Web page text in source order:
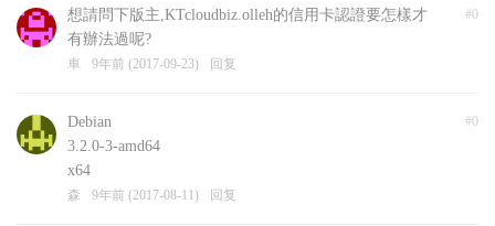
#0
想請問下版主,KTcloudbiz.olleh的信用卡認證要怎樣才
有辦法過呢?
車 9年前 (2017-09-23) 回复
#0
Debian
3.2.0-3-amd64
x64
森 9年前 (2017-08-11) 回复